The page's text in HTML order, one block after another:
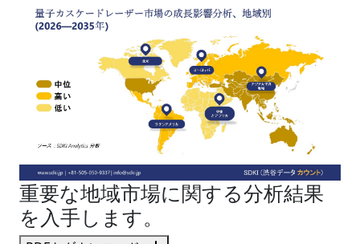
重要な地域市場に関する分析結果
を入手します。